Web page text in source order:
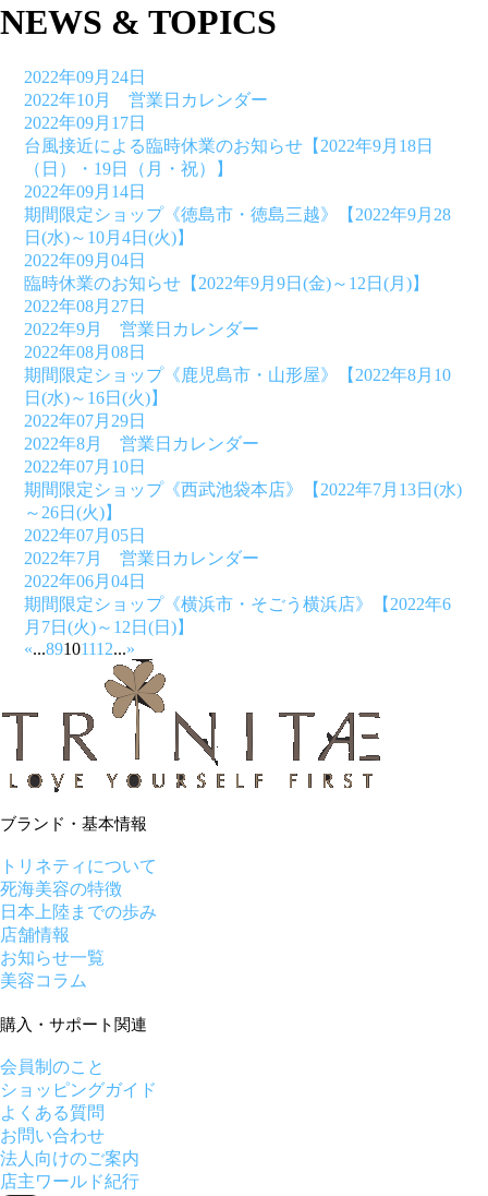
NEWS & TOPICS
2022年09月24日
2022年10月 営業日カレンダー
2022年09月17日
台風接近による臨時休業のお知らせ【2022年9月18日
（日）・19日（月・祝）】
2022年09月14日
期間限定ショップ《徳島市・徳島三越》【2022年9月28
日(水)～10月4日(火)】
2022年09月04日
臨時休業のお知らせ【2022年9月9日(金)～12日(月)】
2022年08月27日
2022年9月 営業日カレンダー
2022年08月08日
期間限定ショップ《鹿児島市・山形屋》【2022年8月10
日(水)～16日(火)】
2022年07月29日
2022年8月 営業日カレンダー
2022年07月10日
期間限定ショップ《西武池袋本店》【2022年7月13日(水)
～26日(火)】
2022年07月05日
2022年7月 営業日カレンダー
2022年06月04日
期間限定ショップ《横浜市・そごう横浜店》【2022年6
月7日(火)～12日(日)】
«...89101112...»
ブランド・基本情報
トリネティについて
死海美容の特徴
日本上陸までの歩み
店舗情報
お知らせ一覧
美容コラム
購入・サポート関連
会員制のこと
ショッピングガイド
よくある質問
お問い合わせ
法人向けのご案内
店主ワールド紀行